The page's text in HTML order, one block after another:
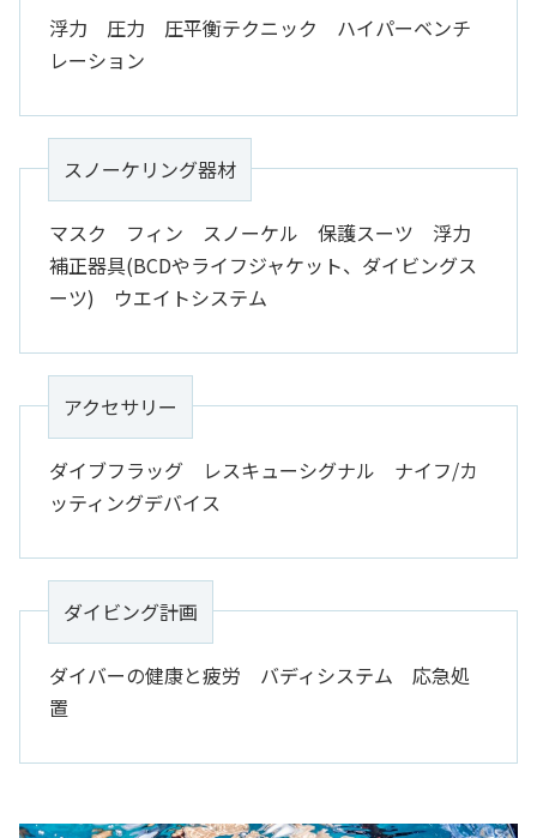
浮力 圧力 圧平衡テクニック ハイパーベンチ
レーション
スノーケリング器材
マスク フィン スノーケル 保護スーツ 浮力
補正器具(BCDやライフジャケット、ダイビングス
ーツ) ウエイトシステム
アクセサリー
ダイブフラッグ レスキューシグナル ナイフ/カ
ッティングデバイス
ダイビング計画
ダイバーの健康と疲労 バディシステム 応急処
置